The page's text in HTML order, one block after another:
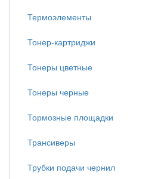
Термоэлементы
Тонер-картриджи
Тонеры цветные
Тонеры черные
Тормозные площадки
Трансиверы
Трубки подачи чернил